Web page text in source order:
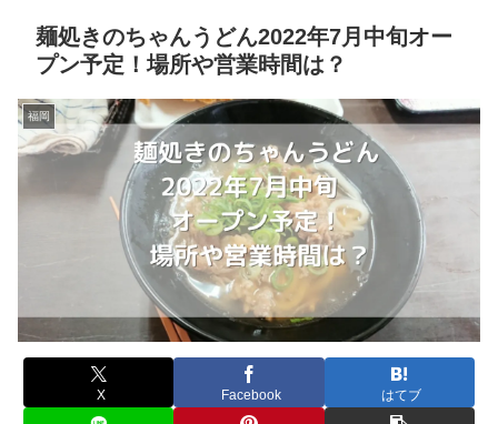
麺処きのちゃんうどん2022年7月中旬オー
プン予定！場所や営業時間は？
福岡
X Facebook はてブ